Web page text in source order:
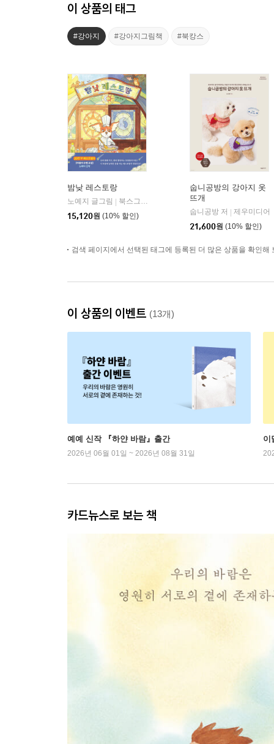
이 상품의 태그
#강아지 #강아지그림책 #북캉스
밤낮 레스토랑
노예지 글그림
북스그라운드
15,120원 (10% 할인)
숩니공방의 강아지 옷
뜨개
숩니공방 저
제우미디어
21,600원 (10% 할인)
검색 페이지에서 선택된 태그에 등록된 더 많은 상품을 확인해
이 상품의 이벤트 (13개)
예예 신작 『하얀 바람』출간
2026년 06월 01일 ~ 2026년 08월 31일
이
카드뉴스로 보는 책